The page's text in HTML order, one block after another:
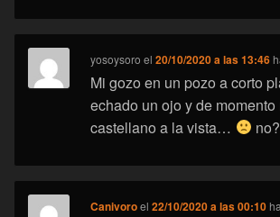
yosoysoro el20/10/2020 a las 13:46
Mi gozo en un pozo a corto
echado un ojo y de momento
castellano a la vista…
no?
Canivoroel22/10/2020 a las 00:10